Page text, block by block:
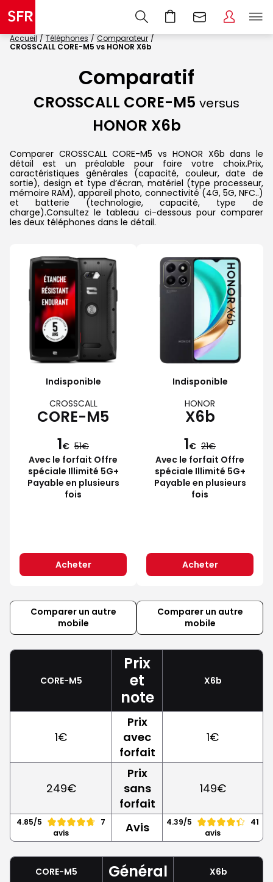
Accueil Téléphones
Comparateur
CROSSCALL CORE-M5 vs HONOR X6b
Comparatif
CROSSCALL CORE-M5 versus
HONOR X6b
Comparer CROSSCALL CORE-M5 vs HONOR X6b dans le
détail est un préalable pour faire votre choix.Prix,
caractéristiques générales (capacité, couleur, date de
sortie), design et type d’écran, matériel (type processeur,
mémoire RAM), appareil photo, connectivité (4G, 5G, NFC..)
et batterie (technologie, capacité, type de
charge).Consultez le tableau ci-dessous pour comparer
les deux téléphones dans le détail.
Indisponible
CROSSCALL
CORE-M5
1€ 51
Avec le forfait Offre
spéciale Illimité 5G+
Payable en plusieurs
fois
Acheter
Indisponible
HONOR
X6b
1€ 21
Avec le forfait Offre
spéciale Illimité 5G+
Payable en plusieurs
fois
Acheter
Comparer un autre
mobile
Comparer un autre
mobile
CORE-M5
Prix
et
note
X6b
1€
Prix
avec
forfait
1€
249€
Prix
sans
forfait
149€
4.85/5
7
avis
Avis 4.39/5
41
avis
CORE-M5 Général X6b